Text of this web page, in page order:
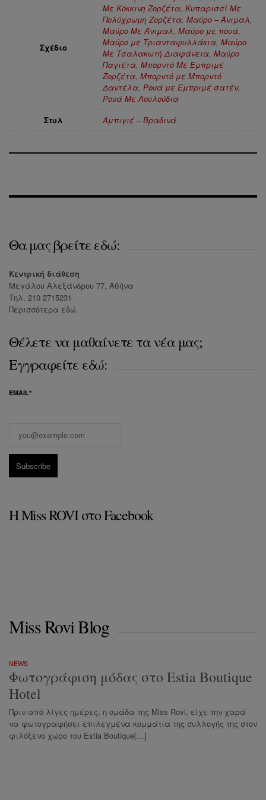
Σχέδιο
Με Κόκκινη Ζορζέτα, Κυπαρισσί Με
Πολύχρωμη Ζορζέτα, Μαύρο – Άνιμαλ,
Μαύρο Με Άνιμαλ, Μαύρο με πουά,
Μαύρο με Τριανταφυλλάκια, Μαύρο
Με Τσαλακωτή Διαφάνεια, Μαύρο
Παγιέτα, Μπορντό Με Εμπριμέ
Ζορζέτα, Μπορντό με Μπορντό
Δαντέλα, Ρουά με Εμπριμέ σατέν,
Ρουά Με Λουλούδια
Στυλ
Αμπιγιέ – Βραδινά
Θα μας βρείτε εδώ:
Κεντρική διάθεση
Μεγάλου Αλεξάνδρου 77, Αθήνα
Τηλ. 210 2715231
Περισσότερα εδώ.
Θέλετε να μαθαίνετε τα νέα μας;
Εγγραφείτε εδώ:
EMAIL*
Η Miss ROVI στο Facebook
Miss Rovi Blog
NEWS
Φωτογράφιση μόδας στο Estia Boutique
Hotel
Πριν από λίγες ημέρες, η ομάδα της Miss Rovi, είχε την χαρά
να φωτογραφήσει επιλεγμένα κομμάτια της συλλογής της στον
φιλόξενο χώρο του Estia Boutique[…]